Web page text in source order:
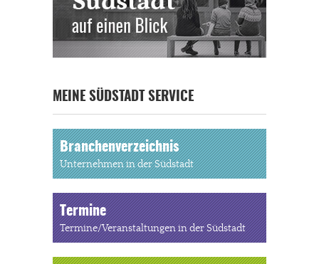
MEINE SÜDSTADT SERVICE
Branchenverzeichnis
Unternehmen in der Südstadt
Termine
Termine/Veranstaltungen in der Südstadt